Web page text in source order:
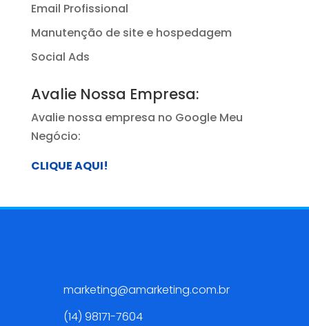
Email Profissional
Manutenção de site e hospedagem
Social Ads
Avalie Nossa Empresa:
Avalie nossa empresa no Google Meu
Negócio:
CLIQUE AQUI!
marketing@amarketing.com.br
(14) 98171-7604